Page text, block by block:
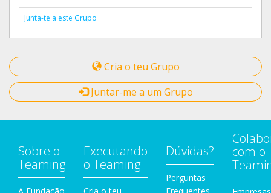
Junta-te a este Grupo
Cria o teu Grupo
Juntar-me a um Grupo
Sobre o
Teaming
Executando
o Teaming
Dúvidas?
Perguntas
com o